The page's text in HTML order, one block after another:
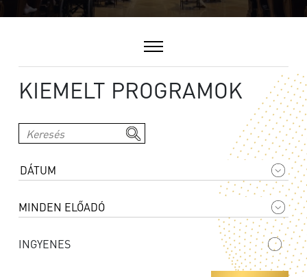
KIEMELT PROGRAMOK
INGYENES